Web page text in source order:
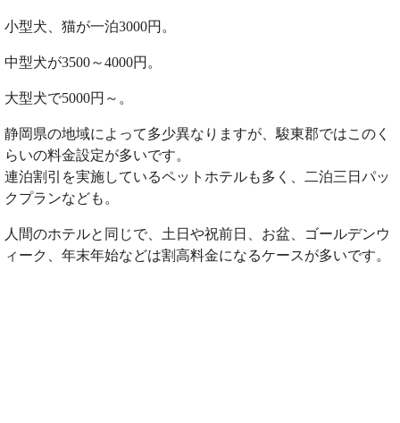
小型犬、猫が一泊3000円。
中型犬が3500～4000円。
大型犬で5000円～。
静岡県の地域によって多少異なりますが、駿東郡ではこのく
らいの料金設定が多いです。
連泊割引を実施しているペットホテルも多く、二泊三日パッ
クプランなども。
人間のホテルと同じで、土日や祝前日、お盆、ゴールデンウ
ィーク、年末年始などは割高料金になるケースが多いです。